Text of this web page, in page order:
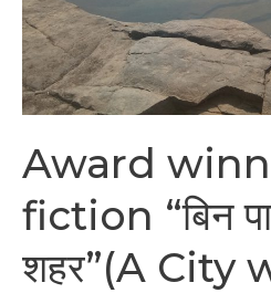
Award
fiction “बिन
शहर”(A City
without
Water)